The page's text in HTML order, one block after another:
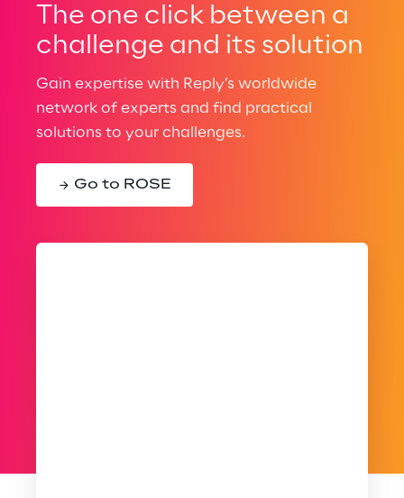
The one click between a
challenge and its solution
Gain expertise with Reply’s worldwide
network of experts and find practical
solutions to your challenges.
Go to ROSE